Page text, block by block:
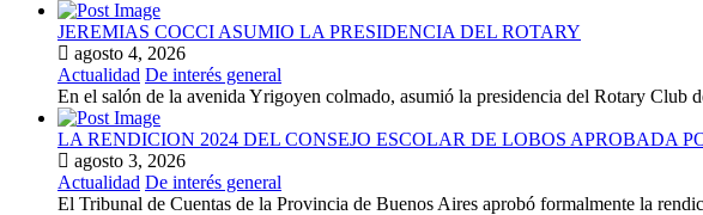
JEREMIAS COCCI ASUMIO LA PRESIDENCIA DEL ROTARY
agosto 4, 2026
Actualidad De interés general
En el salón de la avenida Yrigoyen colmado, asumió la presidencia del Rotary Club
LA RENDICION 2024 DEL CONSEJO ESCOLAR DE LOBOS APROBADA
agosto 3, 2026
Actualidad De interés general
El Tribunal de Cuentas de la Provincia de Buenos Aires aprobó formalmente la